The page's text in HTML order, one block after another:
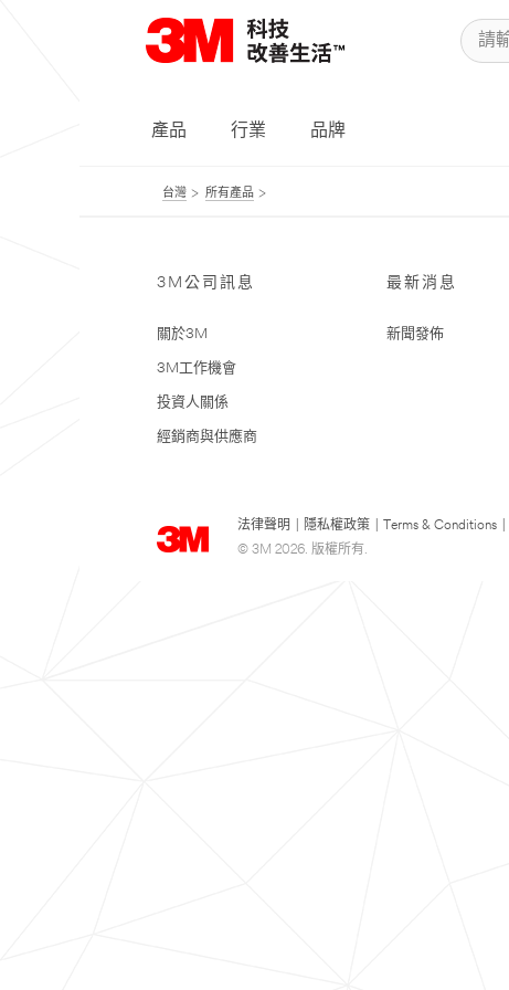
產品 行業 品牌
台灣 所有產品
3M公司訊息
關於3M
3M工作機會
投資人關係
經銷商與供應商
最新消息
新聞發佈
法律聲明 隱私權政策 Terms & Conditions
© 3M 2026. 版權所有.